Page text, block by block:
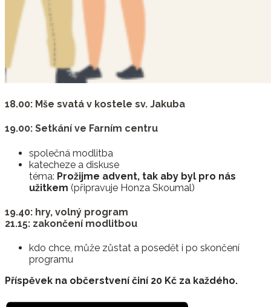
18.00: Mše svatá v kostele sv. Jakuba
19.00: Setkání ve Farním centru
společná modlitba
katecheze a diskuse
téma: Prožijme advent, tak aby byl pro nás
užitkem (připravuje Honza Skoumal)
19.40: hry, volný program
21.15: zakončení modlitbou
kdo chce, může zůstat a posedět i po skončení
programu
Příspěvek na občerstvení činí 20 Kč za každého.